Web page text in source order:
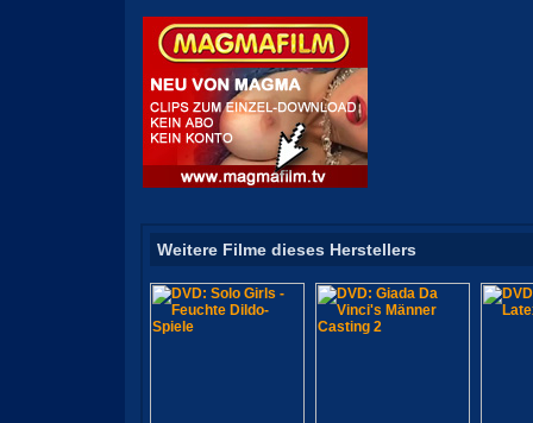
Weitere Filme dieses Herstellers